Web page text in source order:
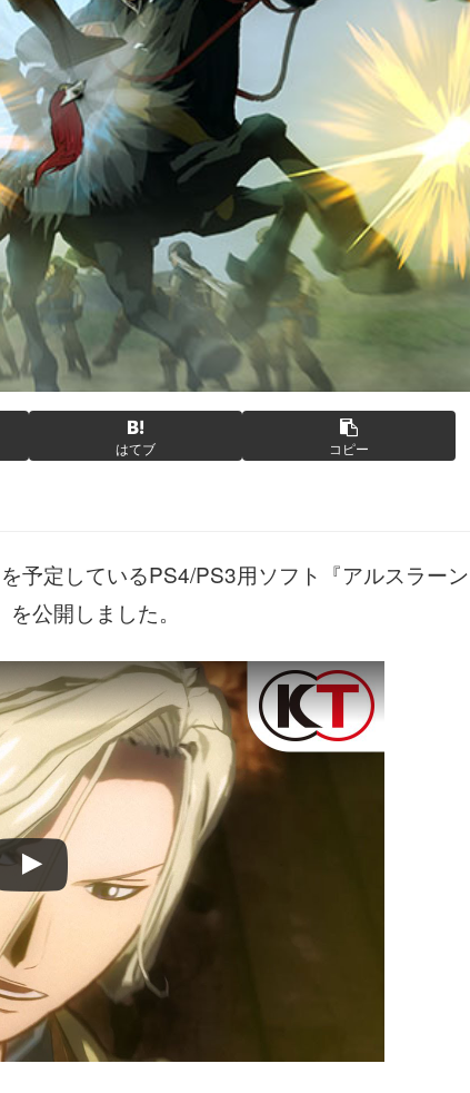
はてブ コピー
予定しているPS4/PS3用ソフト『アルスラーン
公開しました。